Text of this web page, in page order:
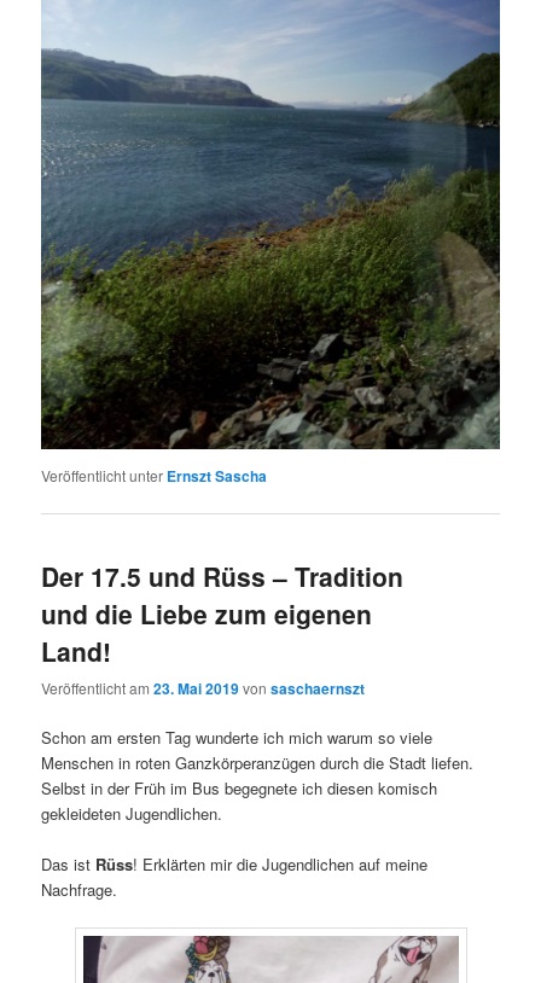
Veröffentlicht unter Ernszt Sascha
Der 17.5 und Rüss – Tradition
und die Liebe zum eigenen
Land!
Veröffentlicht am23. Mai 2019vonsaschaernszt
Schon am ersten Tag wunderte ich mich warum so viele
Menschen in roten Ganzkörperanzügen durch die Stadt liefen.
Selbst in der Früh im Bus begegnete ich diesen komisch
gekleideten Jugendlichen.
Das ist Rüss! Erklärten mir die Jugendlichen auf meine
Nachfrage.